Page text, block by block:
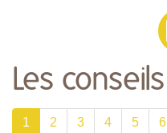
Les conseils
1 2 3 4 5 6